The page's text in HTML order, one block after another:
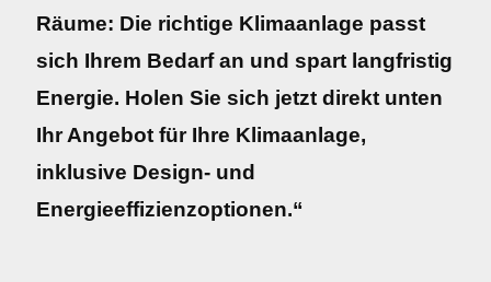
Räume: Die richtige Klimaanlage passt
sich Ihrem Bedarf an und spart langfristig
Energie. Holen Sie sich jetzt direkt unten
Ihr Angebot für Ihre Klimaanlage,
inklusive Design- und
Energieeffizienzoptionen.“